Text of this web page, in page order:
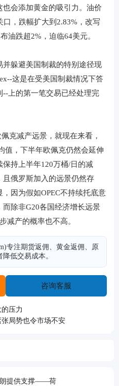
会添加黄金的吸引力。油价
，跌幅扩大到2.83%，改写
油跌超2%，迫临64美元。
躲避美国制裁的特别途径现
这是在受美国制裁情况下答
上的第一笔交易已经处理完
减产远景，就现在来看，
值，下半年欧佩克仍然会延伸
持上半年120万桶/日的减
俄罗斯加入的远景仍然存
因为假如OPEC不持续托底意
除非G20各国经济增长远景
减产的概率也不高。
专注期货返佣、黄金返佣、原
低交易成本。
咨询客服
压力
局势也令市场不安
朗提供支撑——荷